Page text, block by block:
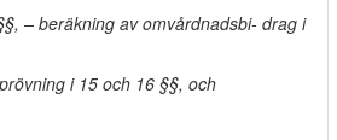
– beräkning av omvårdnadsbi- drag i
i 15 och 16 §§, och